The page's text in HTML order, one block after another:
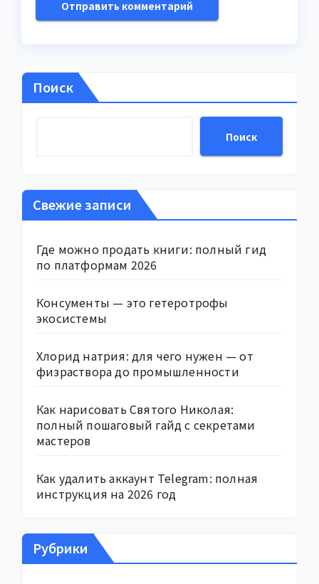
Поиск
Поиск
Свежие записи
Где можно продать книги: полный гид
по платформам 2026
Консументы — это гетеротрофы
экосистемы
Хлорид натрия: для чего нужен — от
физраствора до промышленности
Как нарисовать Святого Николая:
полный пошаговый гайд с секретами
мастеров
Как удалить аккаунт Telegram: полная
инструкция на 2026 год
Рубрики